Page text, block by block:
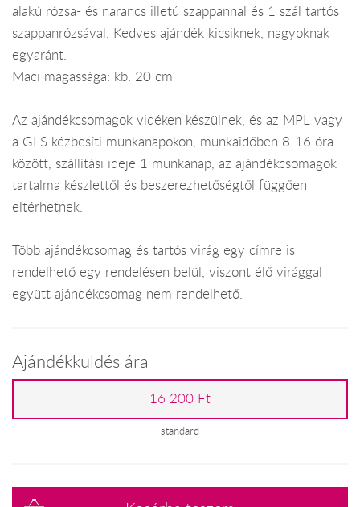
alakú rózsa- és narancs illetú szappannal és 1 szál tartós
szappanrózsával. Kedves ajándék kicsiknek, nagyoknak
egyaránt.
Maci magassága: kb. 20 cm
Az ajándékcsomagok vidéken készülnek, és az MPL vagy
a GLS kézbesíti munkanapokon, munkaidőben 8-16 óra
között, szállítási ideje 1 munkanap, az ajándékcsomagok
tartalma készlettől és beszerezhetőségtől függően
eltérhetnek.
Több ajándékcsomag és tartós virág egy címre is
rendelhető egy rendelésen belül, viszont élő virággal
együtt ajándékcsomag nem rendelhető.
Ajándékküldés ára
16 200 Ft
standard